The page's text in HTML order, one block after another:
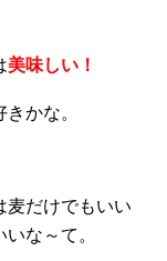
美味しい！
かな。
麦だけでもいい
な～て。